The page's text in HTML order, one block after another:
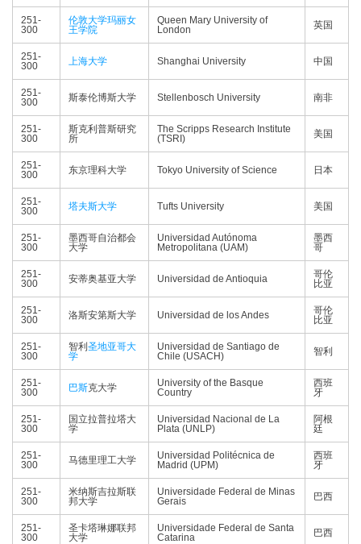
251-
300
伦敦大学玛丽女
王学院
Queen Mary University of
London
英国
251-
300
上海大学 Shanghai University 中国
251-
300
斯泰伦博斯大学 Stellenbosch University 南非
251-
300
斯克利普斯研究
所
The Scripps Research Institute
(TSRI)
美国
251-
300
东京理科大学 Tokyo University of Science 日本
251-
300
塔夫斯大学 Tufts University 美国
251-
300
墨西哥自治都会
大学
Universidad Autónoma
Metropolitana (UAM)
墨西
哥
251-
300
安蒂奥基亚大学 Universidad de Antioquia
哥伦
比亚
251-
300
洛斯安第斯大学 Universidad de los Andes
哥伦
比亚
251-
300
智利 圣地亚哥大
学
Universidad de Santiago de
Chile (USACH)
智利
251-
300
巴斯克大学
University of the Basque
Country
西班
牙
251-
300
国立拉普拉塔大
学
Universidad Nacional de La
Plata (UNLP)
阿根
廷
251-
300
马德里理工大学
Universidad Politécnica de
Madrid (UPM)
西班
牙
251-
300
米纳斯吉拉斯联
邦大学
Universidade Federal de Minas
Gerais
巴西
251-
300
圣卡塔琳娜联邦
大学
Universidade Federal de Santa
Catarina
巴西